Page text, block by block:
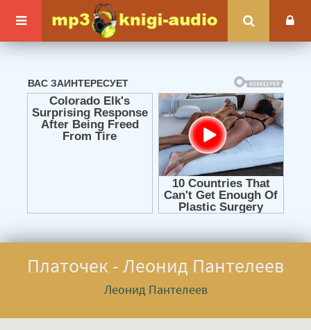
Платочек - Леонид Пантелеев
Леонид Пантелеев